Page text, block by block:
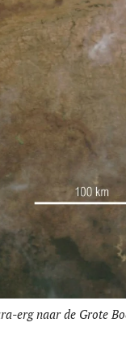
erg naar de Grote